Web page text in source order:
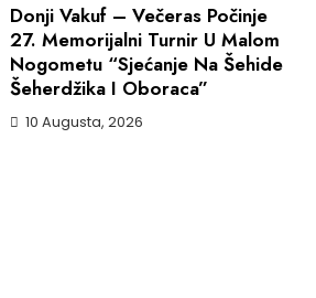
Donji Vakuf – Večeras Počinje
27. Memorijalni Turnir U Malom
Nogometu “Sjećanje Na Šehide
Šeherdžika I Oboraca”
10 Augusta, 2026